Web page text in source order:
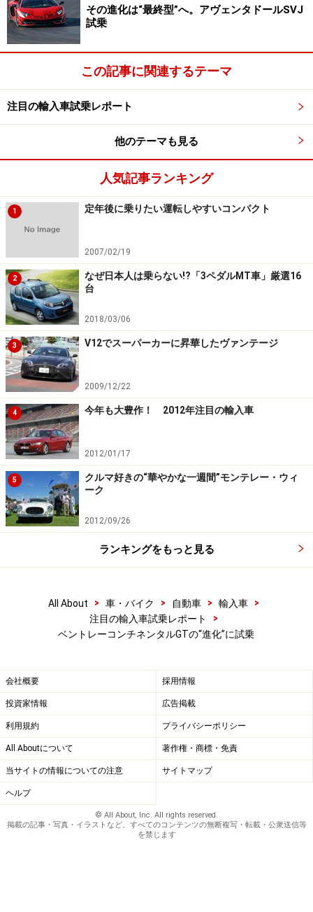
改良されたW12エンジンのパワーとトルクは、それぞれ
15psと20Nmアップし、590ps＆720Nmという堂々たる
スペックに達している。もっとも、それより注目すべき
は、気筒休止システムを導入したこと。これによって
5％程度の燃費向上を見込んでいる。
い。
1/3 次のページへ
その進化は“最終型”へ。アヴェンタドールSVJ
試乗
この記事に関連するテーマ
注目の輸入車試乗レポート
他のテーマも見る
人気記事ランキング
1 定年後に乗りたい運転しやすいコンパクト
2007/02/19
2
なぜ日本人は乗らない!?「3ペダルMT車」厳選16
台
2018/03/06
3 V12でスーパーカーに昇華したヴァンテージ
2009/12/22
4 今年も大豊作！ 2012年注目の輸入車
2012/01/17
5
クルマ好きの“華やかな一週間”モンテレー・ウィ
ーク
2012/09/26
ランキングをもっと見る
All About > 車・バイク > 自動車 > 輸入車
>
注目の輸入車試乗レポート
>
ベントレーコンチネンタルGTの“進化”に試乗
会社概要 採用情報
投資家情報 広告掲載
利用規約 プライバシーポリシー
All Aboutについて 著作権・商標・免責
当サイトの情報についての注意 サイトマップ
ヘルプ
© All About, Inc. All rights reserved.
掲載の記事・写真・イラストなど、すべてのコンテンツの無断複写・転載・公衆送信等
を禁じます